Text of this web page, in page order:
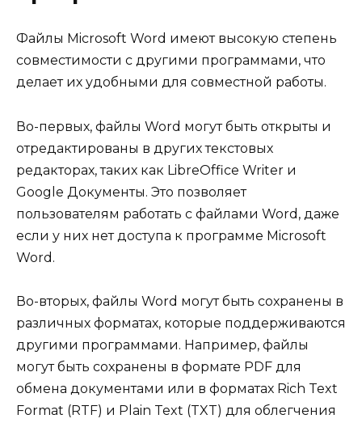
Файлы Microsoft Word имеют высокую степень
совместимости с другими программами, что
делает их удобными для совместной работы.
Во-первых, файлы Word могут быть открыты и
отредактированы в других текстовых
редакторах, таких как LibreOffice Writer и
Google Документы. Это позволяет
пользователям работать с файлами Word, даже
если у них нет доступа к программе Microsoft
Word.
Во-вторых, файлы Word могут быть сохранены в
различных форматах, которые поддерживаются
другими программами. Например, файлы
могут быть сохранены в формате PDF для
обмена документами или в форматах Rich Text
Format (RTF) и Plain Text (TXT) для облегчения